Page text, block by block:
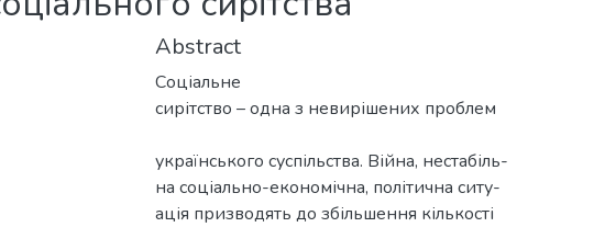
Abstract
Соціальне
сирітство – одна з невирішених проблем
українського суспільства. Війна, нестабіль-
на соціально-економічна, політична ситу-
ація призводять до збільшення кількості